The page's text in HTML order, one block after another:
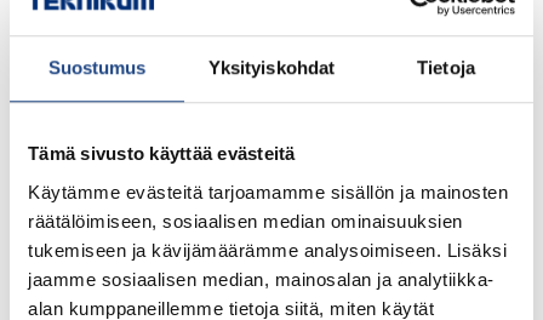
Suostumus Yksityiskohdat Tietoja
Tämä sivusto käyttää evästeitä
Käytämme evästeitä tarjoamamme sisällön ja mainosten
räätälöimiseen, sosiaalisen median ominaisuuksien
tukemiseen ja kävijämäärämme analysoimiseen. Lisäksi
jaamme sosiaalisen median, mainosalan ja analytiikka-
alan kumppaneillemme tietoja siitä, miten käytät